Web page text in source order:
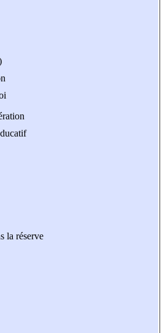
la réserve